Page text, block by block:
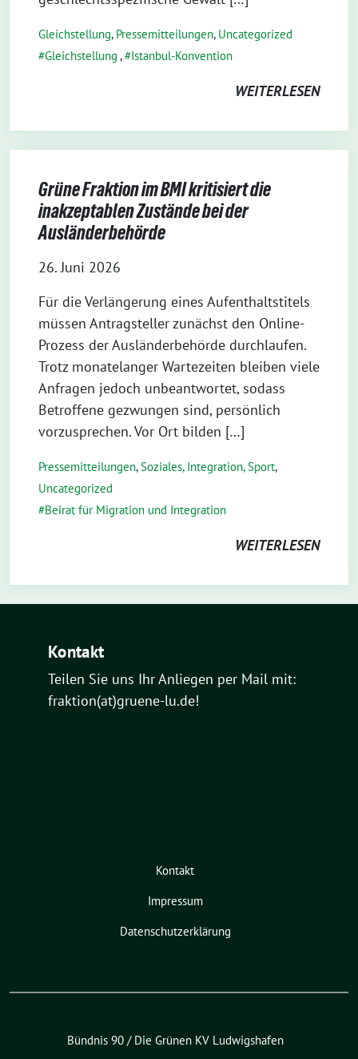
Gleichstellung, Pressemitteilungen, Uncategorized
Gleichstellung , Istanbul-Konvention
WEITERLESEN
Grüne Fraktion im BMI kritisiert die
inakzeptablen Zustände bei der
Ausländerbehörde
26. Juni 2026
Für die Verlängerung eines Aufenthaltstitels
müssen Antragsteller zunächst den Online-
Prozess der Ausländerbehörde durchlaufen.
Trotz monatelanger Wartezeiten bleiben viele
Anfragen jedoch unbeantwortet, sodass
Betroffene gezwungen sind, persönlich
vorzusprechen. Vor Ort bilden […]
Pressemitteilungen,Soziales, Integration, Sport,
Uncategorized
Beirat für Migration und Integration
WEITERLESEN
Kontakt
Teilen Sie uns Ihr Anliegen per Mail mit:
fraktion(at)gruene-lu.de!
Kontakt
Impressum
Datenschutzerklärung
Bündnis 90 / Die Grünen KV Ludwigshafen